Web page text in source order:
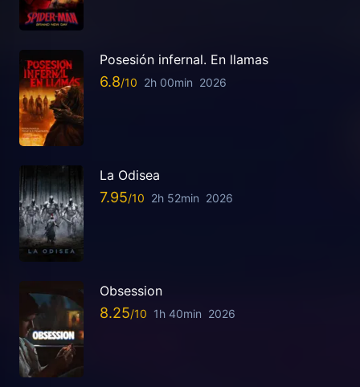
Posesión infernal. En llamas
6.8 2h 00min 2026
La Odisea
7.95 2h 52min 2026
Obsession
8.25 1h 40min 2026